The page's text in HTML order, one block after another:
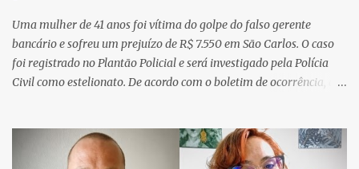
Uma mulher de 41 anos foi vítima do golpe do falso gerente
bancário e sofreu um prejuízo de R$ 7.550 em São Carlos. O caso
foi registrado no Plantão Policial e será investigado pela Polícia
Civil como estelionato. De acordo com o boletim de ocorrência, a
suspeito alegou que seria necessário atualizar o cadastro da conta
e passou a orientar a vítima sobre os procedimentos que deveriam